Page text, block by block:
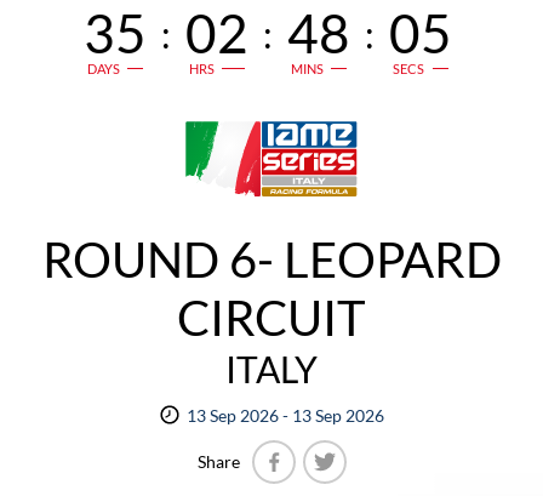
35
DAYS
: 02
HRS
: 48
MINS
: 05
SECS
ROUND 6- LEOPARD
CIRCUIT
ITALY
13 Sep 2026 - 13 Sep 2026
Share